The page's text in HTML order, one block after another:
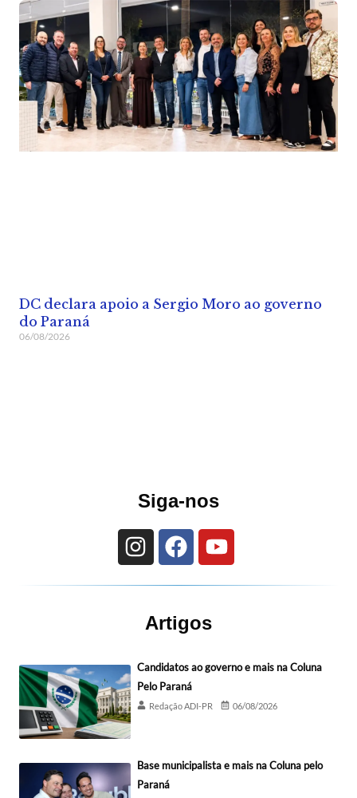
DC declara apoio a Sergio Moro ao governo
do Paraná
06/08/2026
Siga-nos
Artigos
Candidatos ao governo e mais na Coluna
Pelo Paraná
Redação ADI-PR 06/08/2026
Base municipalista e mais na Coluna pelo
Paraná